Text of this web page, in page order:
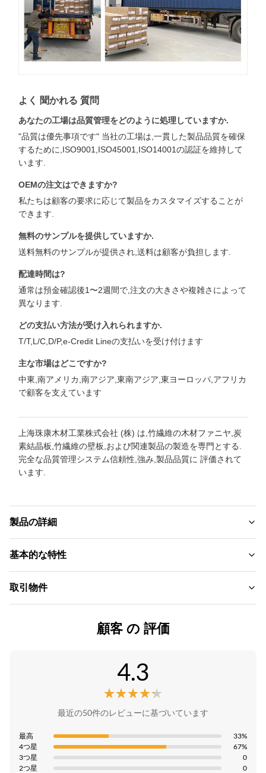
よく 聞かれる 質問
あなたの工場は品質管理をどのように処理していますか.
"品質は優先事項です" 当社の工場は,一貫した製品品質を確保
するために,ISO9001,ISO45001,ISO14001の認証を維持して
います.
OEMの注文はできますか?
私たちは顧客の要求に応じて製品をカスタマイズすることが
できます.
無料のサンプルを提供していますか.
送料無料のサンプルが提供され,送料は顧客が負担します.
配達時間は?
通常は預金確認後1〜2週間で,注文の大きさや複雑さによって
異なります.
どの支払い方法が受け入れられますか.
T/T,L/C,D/P,e-Credit Lineの支払いを受け付けます
主な市場はどこですか?
中東,南アメリカ,南アジア,東南アジア,東ヨーロッパ,アフリカ
で顧客を支えています
上海珠康木材工業株式会社 (株) は,竹繊維の木材ファニヤ,炭
素結晶板,竹繊維の壁板,および関連製品の製造を専門とする.
完全な品質管理システム信頼性,強み,製品品質に 評価されて
います.
製品の詳細
Material:
Color:
カスタマイズされた
Width:
1.22m
基本的な特性
ブランド名:
1220*2440*5mm/8mm
取引物件
供給能力:
1日あたり6000メートル
顧客 の 評価
4.3
★★★★★
★★★★★
最近の50件のレビューに基づいています
最高
33%
4つ星
67%
3つ星
0
2つ星
0